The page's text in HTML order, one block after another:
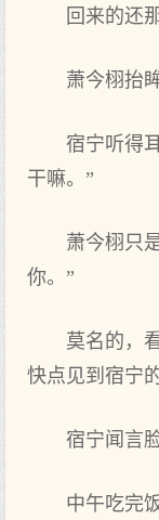
回来的‌还
萧今栩抬
宿宁听得‌
干嘛。”
萧今栩只
你。”
莫名的‌，
快点见到宿宁
宿宁闻言
中‌午吃完